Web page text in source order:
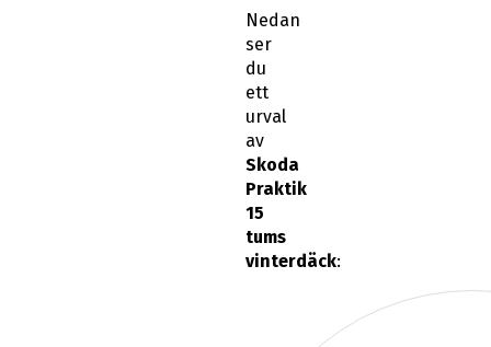
Nedan
ser
du
ett
urval
av
Skoda
Praktik
15
tums
vinterdäck: